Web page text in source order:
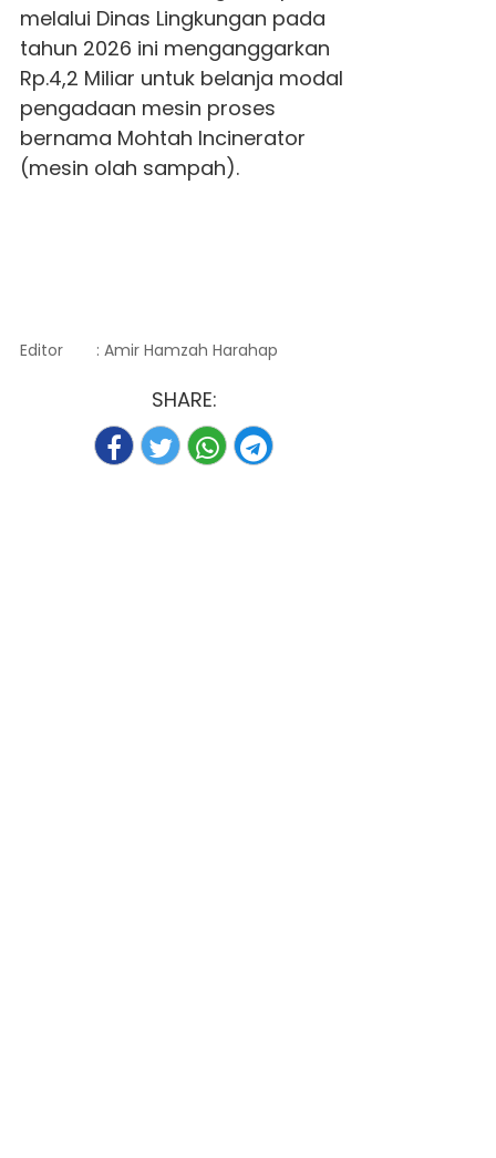
melalui Dinas Lingkungan pada
tahun 2026 ini menganggarkan
Rp.4,2 Miliar untuk belanja modal
pengadaan mesin proses
bernama Mohtah Incinerator
(mesin olah sampah).
Editor : Amir Hamzah Harahap
SHARE: